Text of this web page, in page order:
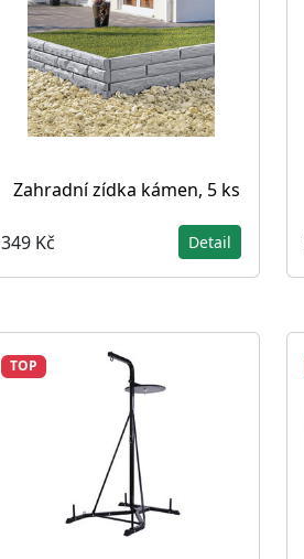
Zahradní zídka kámen, 5 ks
349 Kč Detail
TOP